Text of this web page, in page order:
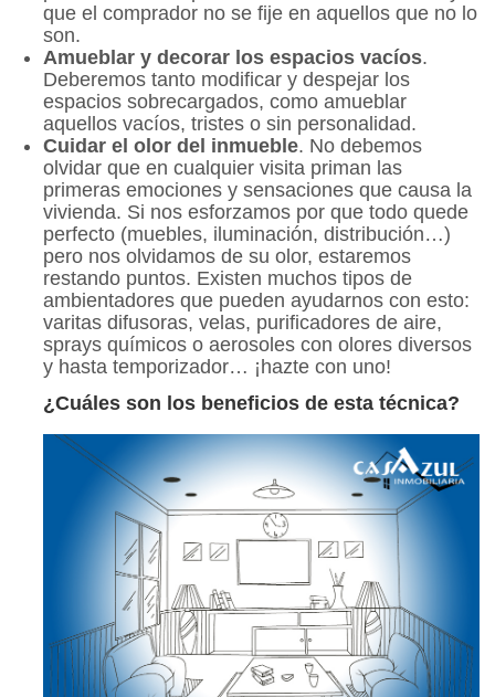
que el comprador no se fije en aquellos que no lo
son.
Amueblar y decorar los espacios vacíos.
Deberemos tanto modificar y despejar los
espacios sobrecargados, como amueblar
aquellos vacíos, tristes o sin personalidad.
Cuidar el olor del inmueble. No debemos
olvidar que en cualquier visita priman las
primeras emociones y sensaciones que causa la
vivienda. Si nos esforzamos por que todo quede
perfecto (muebles, iluminación, distribución…)
pero nos olvidamos de su olor, estaremos
restando puntos. Existen muchos tipos de
ambientadores que pueden ayudarnos con esto:
varitas difusoras, velas, purificadores de aire,
sprays químicos o aerosoles con olores diversos
y hasta temporizador… ¡hazte con uno!
¿Cuáles son los beneficios de esta técnica?